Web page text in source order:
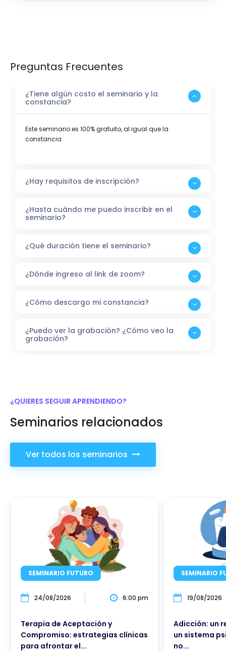
Preguntas Frecuentes
¿Tiene algún costo el seminario y la
constancia?
Este seminario es 100% gratuito, al igual que la
constancia.
¿Hay requisitos de inscripción?
¿Hasta cuándo me puedo inscribir en el
seminario?
¿Qué duración tiene el seminario?
¿Dónde ingreso al link de zoom?
¿Cómo descargo mi constancia?
¿Puedo ver la grabación? ¿Cómo veo la
grabación?
¿QUIERES SEGUIR APRENDIENDO?
Seminarios relacionados
Ver todos los seminarios
SEMINARIO FUTURO
24/08/2026 6:00 pm
Terapia de Aceptación y
Compromiso: estrategias clínicas
para afrontar el...
SEMINARIO
19/08/2026
Adicción: un
un sistema
no...